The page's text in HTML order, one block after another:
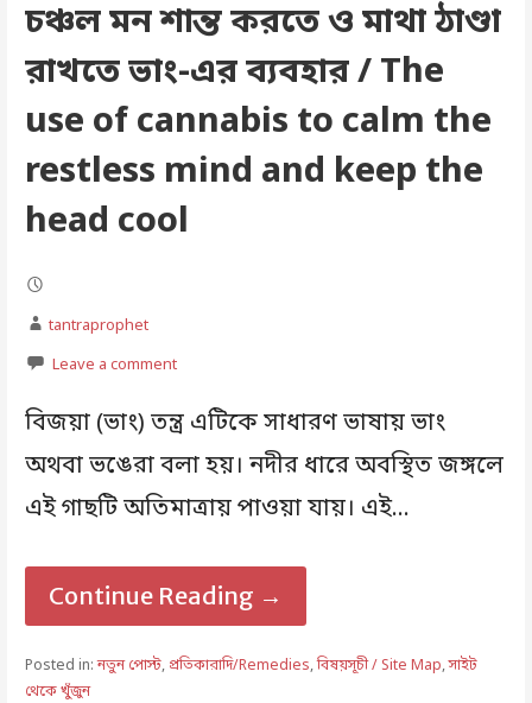
চঞ্চল মন শান্ত করতে ও মাথা ঠাণ্ডা
রাখতে ভাং-এর ব্যবহার / The
use of cannabis to calm the
restless mind and keep the
head cool
tantraprophet
Leave a comment
বিজয়া (ভাং) তন্ত্র এটিকে সাধারণ ভাষায় ভাং
অথবা ভঙেরা বলা হয়। নদীর ধারে অবস্থিত জঙ্গলে
এই গাছটি অতিমাত্রায় পাওয়া যায়। এই…
Continue Reading →
Posted in:নতুন পোস্ট, প্রতিকারাদি/Remedies,বিষয়সূচী / Site Map,সাইট
থেকে খুঁজুন